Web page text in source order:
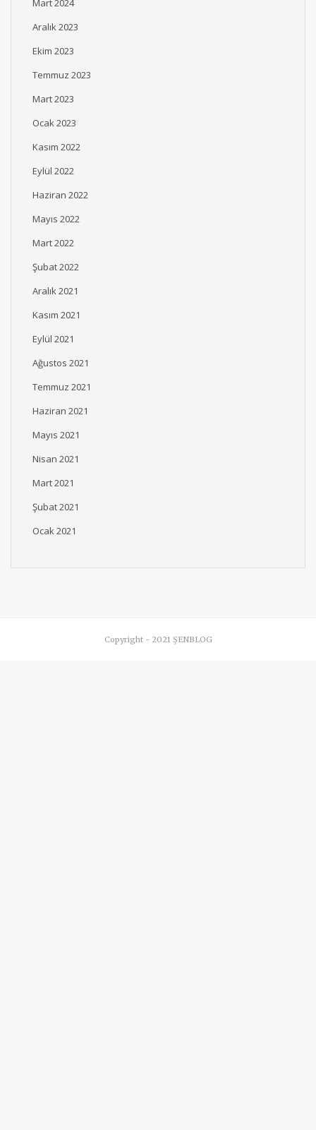
Mart 2024
Aralık 2023
Ekim 2023
Temmuz 2023
Mart 2023
Ocak 2023
Kasım 2022
Eylül 2022
Haziran 2022
Mayıs 2022
Mart 2022
Şubat 2022
Aralık 2021
Kasım 2021
Eylül 2021
Ağustos 2021
Temmuz 2021
Haziran 2021
Mayıs 2021
Nisan 2021
Mart 2021
Şubat 2021
Ocak 2021
Copyright - 2021 ŞENBLOG